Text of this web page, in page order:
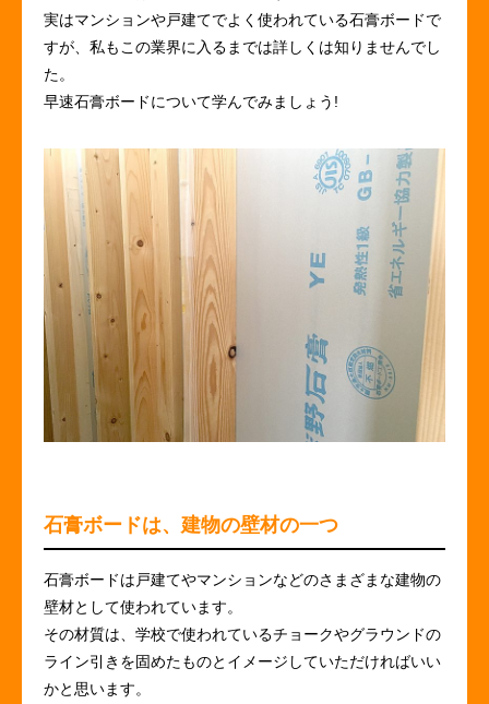
実はマンションや戸建てでよく使われている石膏ボードで
すが、私もこの業界に入るまでは詳しくは知りませんでし
た。
早速石膏ボードについて学んでみましょう!
石膏ボードは、建物の壁材の一つ
石膏ボードは戸建てやマンションなどのさまざまな建物の
壁材として使われています。
その材質は、学校で使われているチョークやグラウンドの
ライン引きを固めたものとイメージしていただければいい
かと思います。